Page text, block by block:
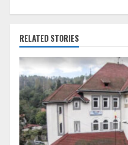
RELATED STORIES